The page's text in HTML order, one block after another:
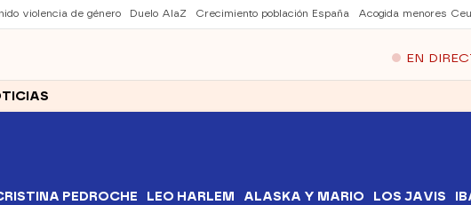
violencia de género Duelo AlaZ Crecimiento población España Acogida menores
EN
PEDROCHE LEO HARLEM ALASKA Y MARIO LOS JAVIS